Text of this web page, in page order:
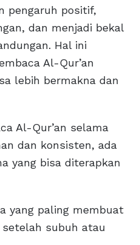
pengaruh positif,
dan menjadi bekal
Hal ini
Al-Qur’an
lebih bermakna dan
Al-Qur’an selama
dan konsisten, ada
yang bisa diterapkan
yang paling membuat
subuh atau